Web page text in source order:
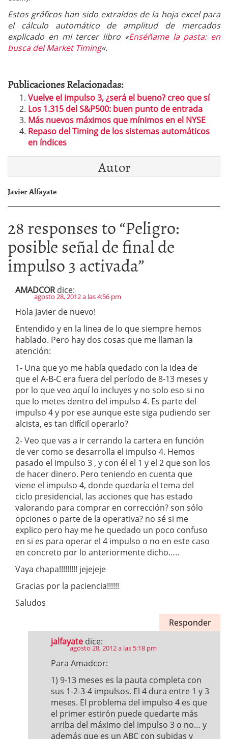
Estos gráficos han sido extraídos de la hoja excel para
el cálculo automático de amplitud de mercados
explicado en mi tercer libro «Enséñame la pasta: en
busca del Market Timing«.
Publicaciones Relacionadas:
Vuelve el impulso 3, ¿será el bueno? creo que sí
Los 1.315 del S&P500: buen punto de entrada
Más nuevos máximos que mínimos en el NYSE
Repaso del Timing de los sistemas automáticos
en índices
Autor
Javier Alfayate
28 responses to “Peligro:
posible señal de final de
impulso 3 activada”
AMADCOR dice:
agosto 28, 2012 a las 4:56 pm
Hola Javier de nuevo!
Entendido y en la linea de lo que siempre hemos
hablado. Pero hay dos cosas que me llaman la
atención:
1- Una que yo me había quedado con la idea de
que el A-B-C era fuera del período de 8-13 meses y
por lo que veo aquí lo incluyes y no solo eso si no
que lo metes dentro del impulso 4. Es parte del
impulso 4 y por ese aunque este siga pudiendo ser
alcista, es tan difícil operarlo?
2- Veo que vas a ir cerrando la cartera en función
de ver como se desarrolla el impulso 4. Hemos
pasado el impulso 3 , y con él el 1 y el 2 que son los
de hacer dinero. Pero teniendo en cuenta que
viene el impulso 4, donde quedaría el tema del
ciclo presidencial, las acciones que has estado
valorando para comprar en corrección? son sólo
opciones o parte de la operativa? no sé si me
explico pero hay me he quedado un poco confuso
en si es para operar el 4 impulso o no en este caso
en concreto por lo anteriormente dicho…..
Vaya chapa!!!!!!!!! jejejeje
Gracias por la paciencia!!!!!!
Saludos
Responder
jalfayate dice:
agosto 28, 2012 a las 5:18 pm
Para Amadcor:
1) 9-13 meses es la pauta completa con
sus 1-2-3-4 impulsos. El 4 dura entre 1 y 3
meses. El problema del impulso 4 es que
el primer estirón puede quedarte más
arriba del máximo del impulso 3 o no… y
además que es un ABC con subidas y